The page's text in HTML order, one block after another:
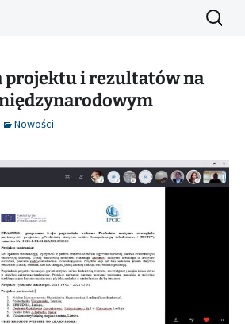
PROJECT
OF PROFESSIONAL
Szukaj:
projektu i rezultatów na
Nowości